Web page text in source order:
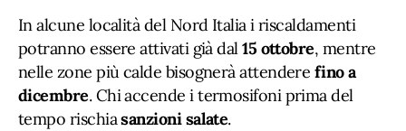
In alcune località del Nord Italia i riscaldamenti
potranno essere attivati già dal15 ottobre, mentre
nelle zone più calde bisognerà attendere fino a
dicembre. Chi accende i termosifoni prima del
tempo rischiasanzioni salate.